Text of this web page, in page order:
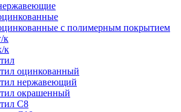
с полимерным покрытием
к
к
оцинкованный
нержавеющий
окрашенный
С8